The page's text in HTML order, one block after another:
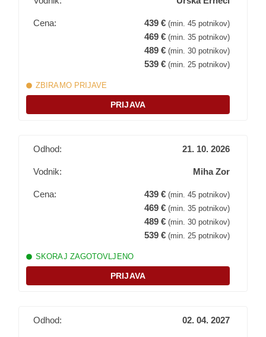
Cena: 439 € (min. 45 potnikov)
469 € (min. 35 potnikov)
489 € (min. 30 potnikov)
539 € (min. 25 potnikov)
ZBIRAMO PRIJAVE
PRIJAVA
Odhod: 21. 10. 2026
Vodnik: Miha Zor
Cena: 439 € (min. 45 potnikov)
469 € (min. 35 potnikov)
489 € (min. 30 potnikov)
539 € (min. 25 potnikov)
SKORAJ ZAGOTOVLJENO
PRIJAVA
Odhod: 02. 04. 2027